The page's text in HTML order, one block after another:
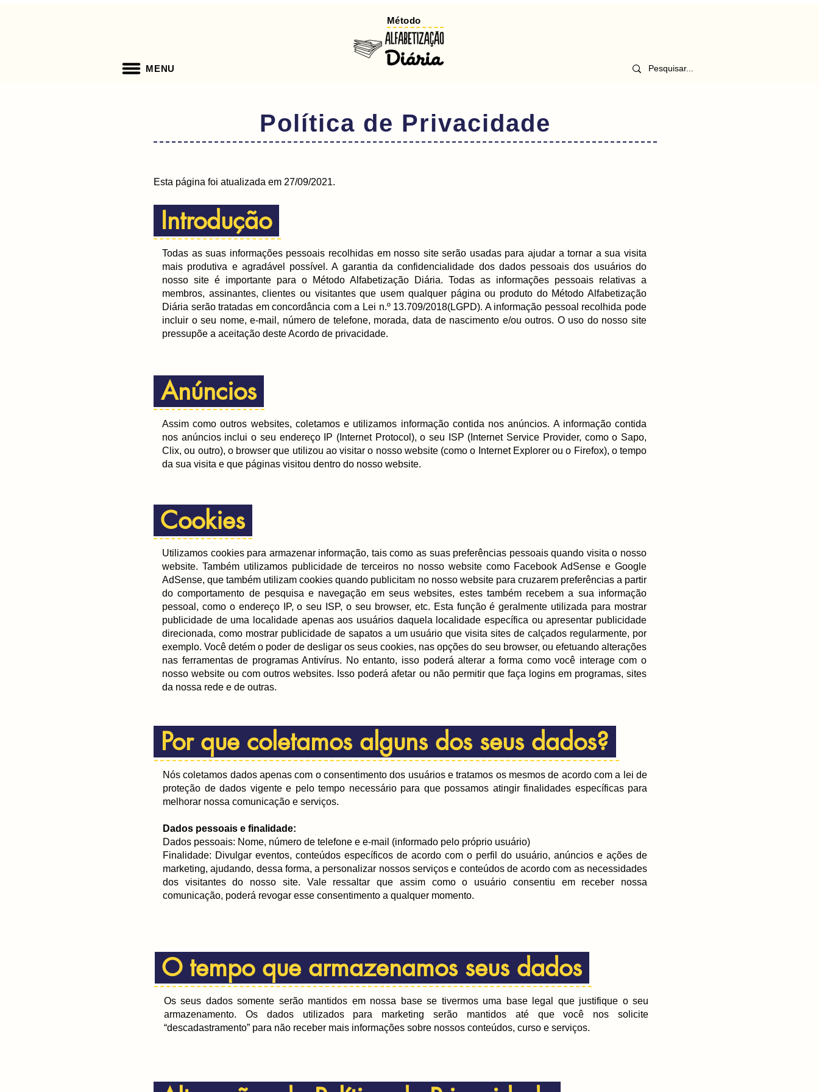
MENU
Método
Política de Privacidade
Esta página foi atualizada em 27/09/2021.
Introdução
Todas as suas informações pessoais recolhidas em nosso site serão usadas para ajudar a tornar a sua visita
mais produtiva e agradável possível. A garantia da confidencialidade dos dados pessoais dos usuários do
nosso site é importante para o Método Alfabetização Diária. Todas as informações pessoais relativas a
membros, assinantes, clientes ou visitantes que usem qualquer página ou produto do Método Alfabetização
Diária serão tratadas em concordância com a Lei n.º 13.709/2018(LGPD). A informação pessoal recolhida pode
incluir o seu nome, e-mail, número de telefone, morada, data de nascimento e/ou outros. O uso do nosso site
pressupõe a aceitação deste Acordo de privacidade.
Anúncios
Assim como outros websites, coletamos e utilizamos informação contida nos anúncios. A informação contida
nos anúncios inclui o seu endereço IP (Internet Protocol), o seu ISP (Internet Service Provider, como o Sapo,
Clix, ou outro), o browser que utilizou ao visitar o nosso website (como o Internet Explorer ou o Firefox), o tempo
da sua visita e que páginas visitou dentro do nosso website.
Cookies
Utilizamos cookies para armazenar informação, tais como as suas preferências pessoais quando visita o nosso
website. Também utilizamos publicidade de terceiros no nosso website como Facebook AdSense e Google
AdSense, que também utilizam cookies quando publicitam no nosso website para cruzarem preferências a partir
do comportamento de pesquisa e navegação em seus websites, estestambém recebem a sua informação
pessoal, como o endereço IP, o seu ISP, o seu browser, etc. Esta função é geralmente utilizada para mostrar
publicidade de uma localidade apenas aos usuários daquela localidade específica ou apresentar publicidade
direcionada, como mostrar publicidade de sapatos a um usuário que visita sites de calçados regularmente, por
exemplo. Você detém o poder de desligar os seus cookies, nas opções do seu browser, ou efetuando alterações
nas ferramentas de programas Antivírus. No entanto, isso poderá alterar a forma como você interage com o
nosso website ou com outros websites. Isso poderá afetar ou não permitir que faça logins em programas, sites
da nossa rede e de outras.
Por que coletamos alguns dos seus dados?
Nós coletamos dados apenas com o consentimento dos usuários e tratamos os mesmos de acordo com a lei de
proteção de dados vigente e pelo tempo necessário para que possamos atingir finalidades específicas para
melhorar nossa comunicação e serviços.
Dados pessoais e finalidade:
Dados pessoais: Nome, número de telefone e e-mail (informado pelo próprio usuário)
Finalidade: Divulgar eventos, conteúdos específicos de acordo com o perfil do usuário, anúncios e ações de
marketing, ajudando, dessa forma, a personalizar nossos serviços e conteúdos de acordo com as necessidades
dos visitantes do nosso site. Vale ressaltar que assim como o usuário consentiu em receber nossa
comunicação, poderá revogar esse consentimento a qualquer momento.
O tempo que armazenamos seus dados
Os seus dados somente serão mantidos em nossa base se tivermos uma base legal que justifique o seu
armazenamento. Os dados utilizados para marketing serão mantidos até que você nos solicite
“descadastramento” para não receber mais informações sobre nossos conteúdos, curso e serviços.